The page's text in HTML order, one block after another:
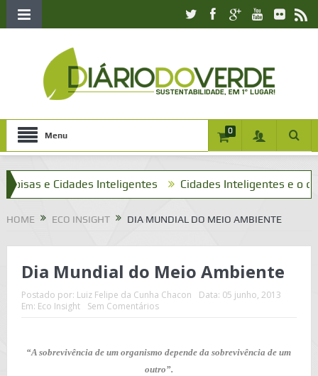
Menu 0
e Cidades Inteligentes Cidades Inteligentes e o que
HOME ECO INSIGHT DIA MUNDIAL DO MEIO AMBIENTE
Dia Mundial do Meio Ambiente
Postado por: Luiz Felipe da Cunha Chacon Data: 05 junho, 2013
Em: Eco Insight Sem Comentários
“A sobrevivência de um organismo depende da sobrevivência de um
outro”.